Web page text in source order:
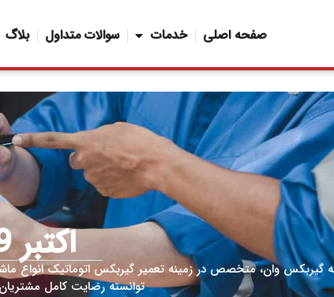
صفحه اصلی خدمات سوالات متداول بلاگ
اکتبر 19, 2025
گیربکس وان، متخصص در زمینه تعمیر گیربکس اتوماتیک انواع
توانسته رضایت کامل